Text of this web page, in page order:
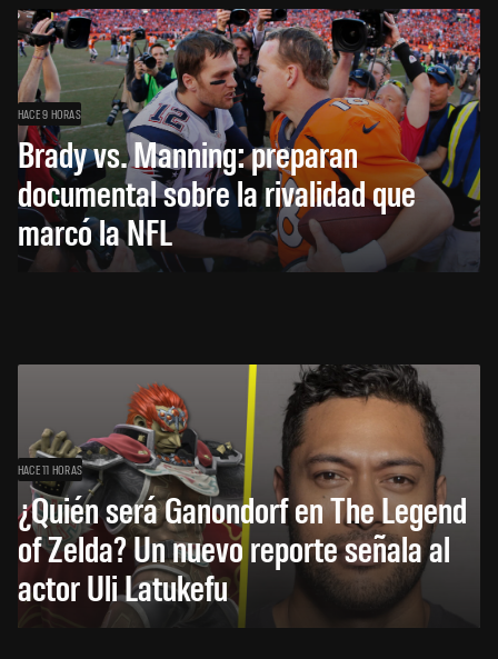
HACE 9 HORAS
Brady vs. Manning: preparan
documental sobre la rivalidad que
marcó la NFL
HACE 11 HORAS
¿Quién será Ganondorf en The Legend
of Zelda? Un nuevo reporte señala al
actor Uli Latukefu